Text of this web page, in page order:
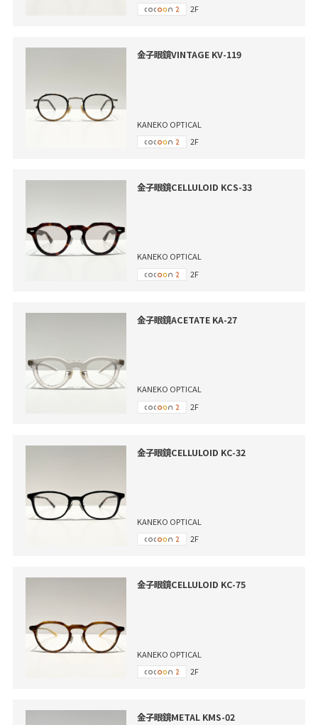
2F
金子眼鏡VINTAGE KV-119
KANEKO OPTICAL
2F
金子眼鏡CELLULOID KCS-33
KANEKO OPTICAL
2F
金子眼鏡ACETATE KA-27
KANEKO OPTICAL
2F
金子眼鏡CELLULOID KC-32
KANEKO OPTICAL
2F
金子眼鏡CELLULOID KC-75
KANEKO OPTICAL
2F
金子眼鏡METAL KMS-02